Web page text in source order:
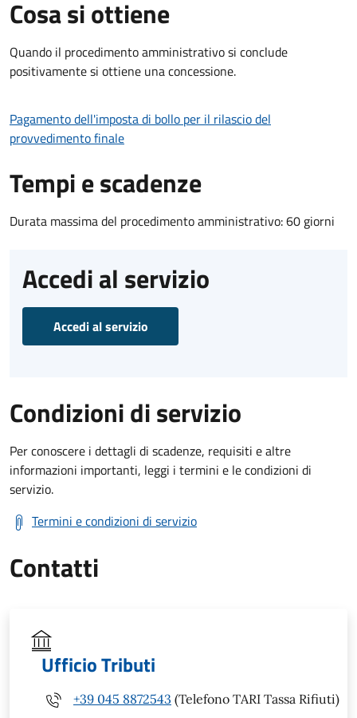
Cosa si ottiene
Quando il procedimento amministrativo si conclude
positivamente si ottiene una concessione.
Pagamento dell'imposta di bollo per il rilascio del
provvedimento finale
Tempi e scadenze
Durata massima del procedimento amministrativo: 60 giorni
Accedi al servizio
Accedi al servizio
Condizioni di servizio
Per conoscere i dettagli di scadenze, requisiti e altre
informazioni importanti, leggi i termini e le condizioni di
servizio.
Termini e condizioni di servizio
Contatti
Ufficio Tributi
+39 045 8872543 (Telefono TARI Tassa Rifiuti)